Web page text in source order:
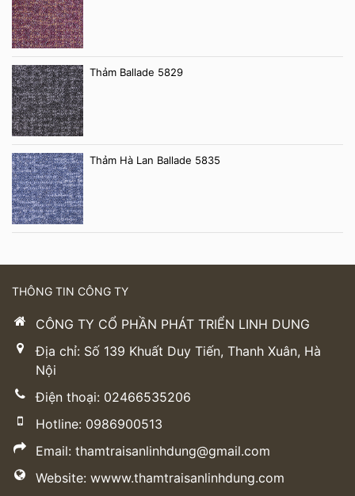
Thảm Ballade 5829
Thảm Hà Lan Ballade 5835
THÔNG TIN CÔNG TY
CÔNG TY CỔ PHẦN PHÁT TRIỂN LINH DUNG
Địa chỉ: Số 139 Khuất Duy Tiến, Thanh Xuân, Hà
Nội
Điện thoại: 02466535206
Hotline: 0986900513
Email: thamtraisanlinhdung@gmail.com
Website: wwww.thamtraisanlinhdung.com